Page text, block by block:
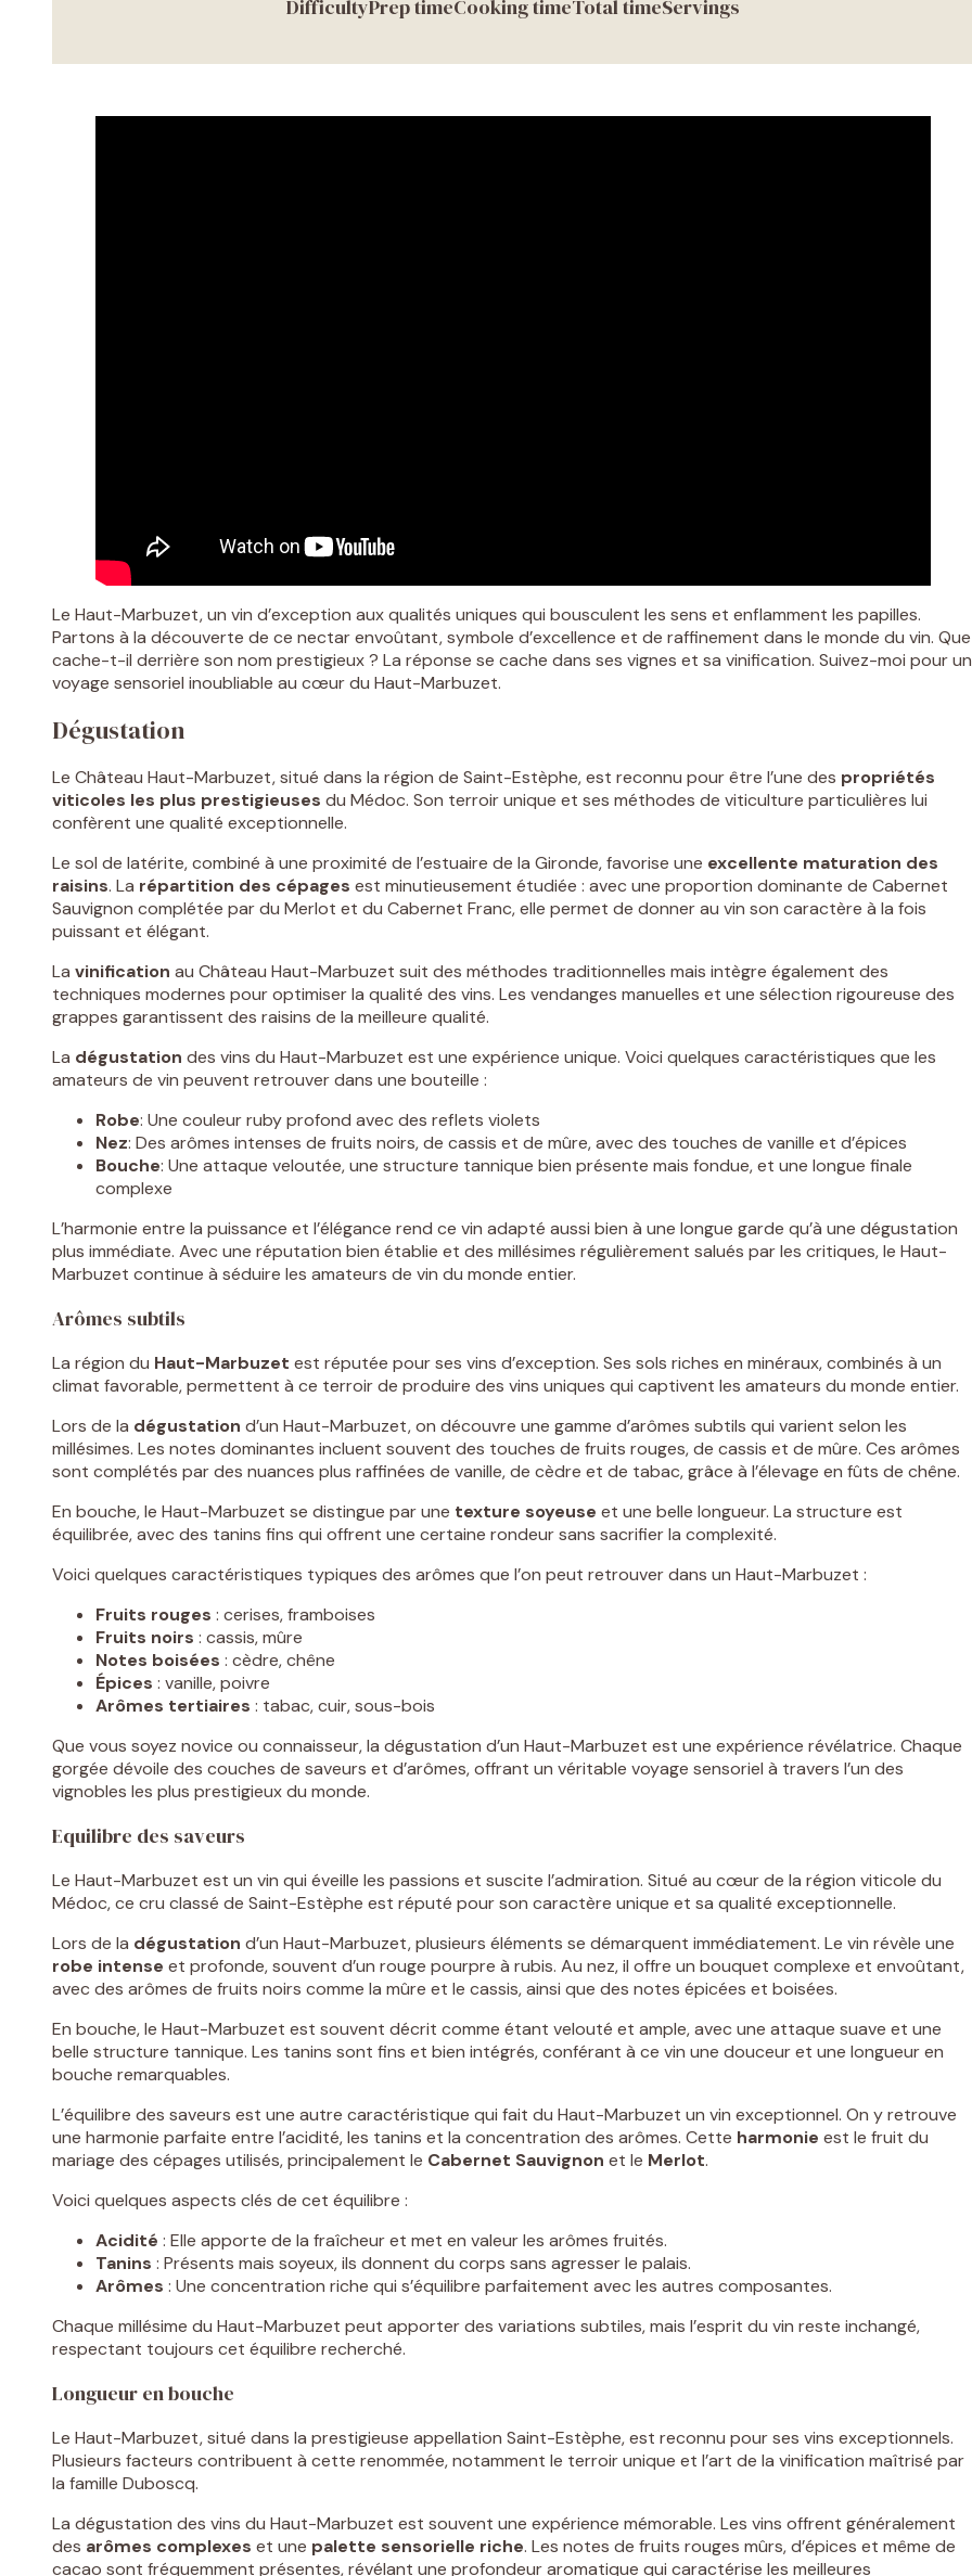
DifficultyPrep timeCooking timeTotal timeServings
Le Haut-Marbuzet, un vin d’exception aux qualités uniques qui bousculent les sens et enflamment les papilles.
Partons à la découverte de ce nectar envoûtant, symbole d’excellence et de raffinement dans le monde du vin. Que
cache-t-il derrière son nom prestigieux ? La réponse se cache dans ses vignes et sa vinification. Suivez-moi pour un
voyage sensoriel inoubliable au cœur du Haut-Marbuzet.
Dégustation
Le Château Haut-Marbuzet, situé dans la région de Saint-Estèphe, est reconnu pour être l’une des propriétés
viticoles les plus prestigieuses du Médoc. Son terroir unique et ses méthodes de viticulture particulières lui
confèrent une qualité exceptionnelle.
Le sol de latérite, combiné à une proximité de l’estuaire de la Gironde, favorise une excellente maturation des
raisins. La répartition des cépages est minutieusement étudiée : avec une proportion dominante de Cabernet
Sauvignon complétée par du Merlot et du Cabernet Franc, elle permet de donner au vin son caractère à la fois
puissant et élégant.
La vinification au Château Haut-Marbuzet suit des méthodes traditionnelles mais intègre également des
techniques modernes pour optimiser la qualité des vins. Les vendanges manuelles et une sélection rigoureuse des
grappes garantissent des raisins de la meilleure qualité.
La dégustation des vins du Haut-Marbuzet est une expérience unique. Voici quelques caractéristiques que les
amateurs de vin peuvent retrouver dans une bouteille :
Robe: Une couleur ruby profond avec des reflets violets
Nez: Des arômes intenses de fruits noirs, de cassis et de mûre, avec des touches de vanille et d’épices
Bouche: Une attaque veloutée, une structure tannique bien présente mais fondue, et une longue finale
complexe
L’harmonie entre la puissance et l’élégance rend ce vin adapté aussi bien à une longue garde qu’à une dégustation
plus immédiate. Avec une réputation bien établie et des millésimes régulièrement salués par les critiques, le Haut-
Marbuzet continue à séduire les amateurs de vin du monde entier.
Arômes subtils
La région du Haut-Marbuzet est réputée pour ses vins d’exception. Ses sols riches en minéraux, combinés à un
climat favorable, permettent à ce terroir de produire des vins uniques qui captivent les amateurs du monde entier.
Lors de la dégustation d’un Haut-Marbuzet, on découvre une gamme d’arômes subtils qui varient selon les
millésimes. Les notes dominantes incluent souvent des touches de fruits rouges, de cassis et de mûre. Ces arômes
sont complétés par des nuances plus raffinées de vanille, de cèdre et de tabac, grâce à l’élevage en fûts de chêne.
En bouche, le Haut-Marbuzet se distingue par une texture soyeuse et une belle longueur. La structure est
équilibrée, avec des tanins fins qui offrent une certaine rondeur sans sacrifier la complexité.
Voici quelques caractéristiques typiques des arômes que l’on peut retrouver dans un Haut-Marbuzet :
Fruits rouges : cerises, framboises
Fruits noirs : cassis, mûre
Notes boisées : cèdre, chêne
Épices : vanille, poivre
Arômes tertiaires : tabac, cuir, sous-bois
Que vous soyez novice ou connaisseur, la dégustation d’un Haut-Marbuzet est une expérience révélatrice. Chaque
gorgée dévoile des couches de saveurs et d’arômes, offrant un véritable voyage sensoriel à travers l’un des
vignobles les plus prestigieux du monde.
Equilibre des saveurs
Le Haut-Marbuzet est un vin qui éveille les passions et suscite l’admiration. Situé au cœur de la région viticole du
Médoc, ce cru classé de Saint-Estèphe est réputé pour son caractère unique et sa qualité exceptionnelle.
Lors de la dégustation d’un Haut-Marbuzet, plusieurs éléments se démarquent immédiatement. Le vin révèle une
robe intense et profonde, souvent d’un rouge pourpre à rubis. Au nez, il offre un bouquet complexe et envoûtant,
avec des arômes de fruits noirs comme la mûre et le cassis, ainsi que des notes épicées et boisées.
En bouche, le Haut-Marbuzet est souvent décrit comme étant velouté et ample, avec une attaque suave et une
belle structure tannique. Les tanins sont fins et bien intégrés, conférant à ce vin une douceur et une longueur en
bouche remarquables.
L’équilibre des saveurs est une autre caractéristique qui fait du Haut-Marbuzet un vin exceptionnel. On y retrouve
une harmonie parfaite entre l’acidité, les tanins et la concentration des arômes. Cette harmonie est le fruit du
mariage des cépages utilisés, principalement le Cabernet Sauvignon et le Merlot.
Voici quelques aspects clés de cet équilibre :
Acidité : Elle apporte de la fraîcheur et met en valeur les arômes fruités.
Tanins : Présents mais soyeux, ils donnent du corps sans agresser le palais.
Arômes : Une concentration riche qui s’équilibre parfaitement avec les autres composantes.
Chaque millésime du Haut-Marbuzet peut apporter des variations subtiles, mais l’esprit du vin reste inchangé,
respectant toujours cet équilibre recherché.
Longueur en bouche
Le Haut-Marbuzet, situé dans la prestigieuse appellation Saint-Estèphe, est reconnu pour ses vins exceptionnels.
Plusieurs facteurs contribuent à cette renommée, notamment le terroir unique et l’art de la vinification maîtrisé par
la famille Duboscq.
La dégustation des vins du Haut-Marbuzet est souvent une expérience mémorable. Les vins offrent généralement
des arômes complexes et une palette sensorielle riche. Les notes de fruits rouges mûrs, d’épices et même de
cacao sont fréquemment présentes, révélant une profondeur aromatique qui caractérise les meilleures